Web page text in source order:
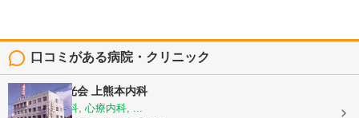
口コミがある病院・クリニック
医療法人陽光会 上熊本内科
内科, 神経内科, 心療内科, ...